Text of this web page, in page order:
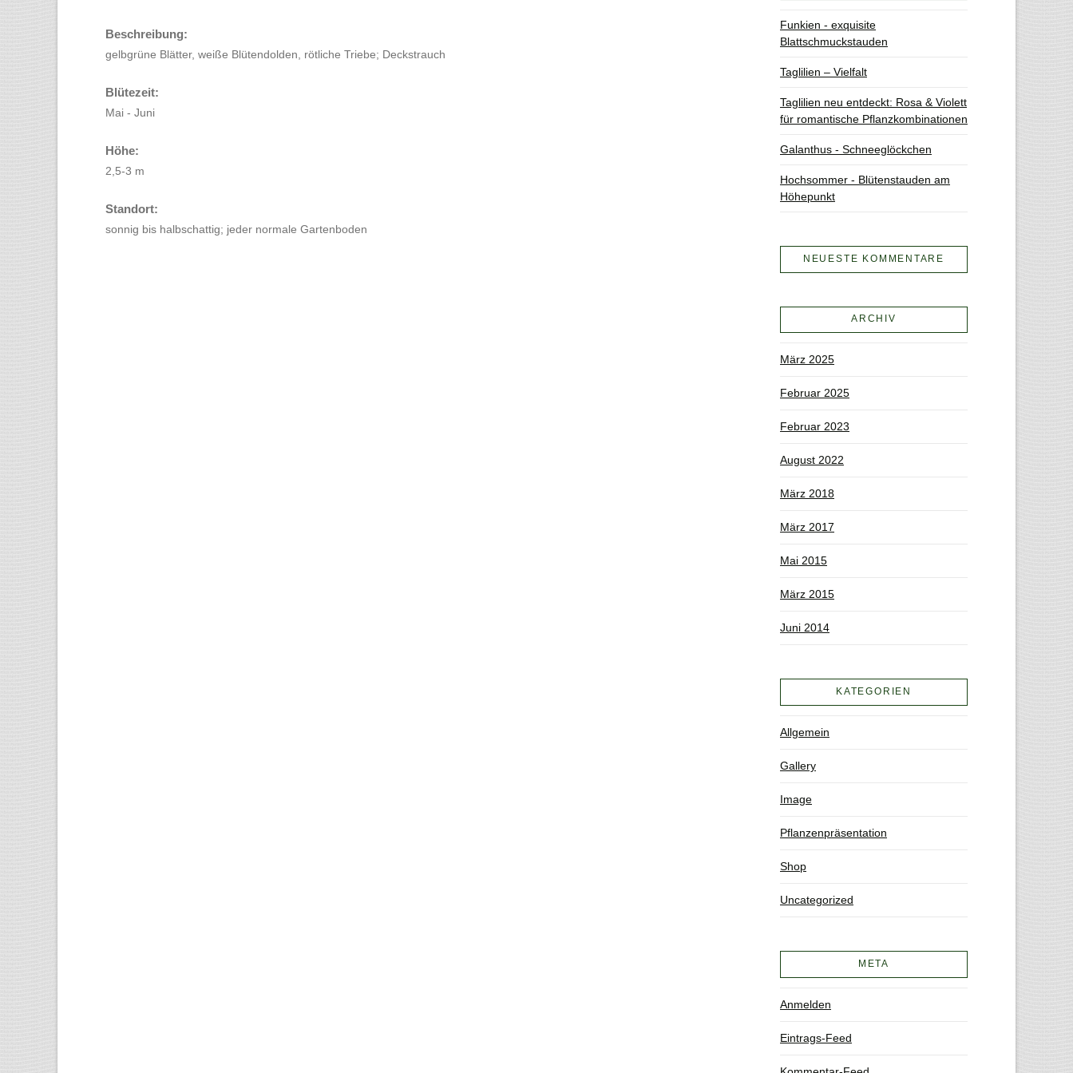
Beschreibung:
gelbgrüne Blätter, weiße Blütendolden, rötliche Triebe; Deckstrauch
Blütezeit:
Mai - Juni
Höhe:
2,5-3 m
Standort:
sonnig bis halbschattig; jeder normale Gartenboden
Funkien - exquisite
Blattschmuckstauden
Taglilien – Vielfalt
Taglilien neu entdeckt: Rosa & Violett
für romantische Pflanzkombinationen
Galanthus - Schneeglöckchen
Hochsommer - Blütenstauden am
Höhepunkt
NEUESTE KOMMENTARE
ARCHIV
März 2025
Februar 2025
Februar 2023
August 2022
März 2018
März 2017
Mai 2015
März 2015
Juni 2014
KATEGORIEN
Allgemein
Gallery
Image
Pflanzenpräsentation
Shop
Uncategorized
META
Anmelden
Eintrags-Feed